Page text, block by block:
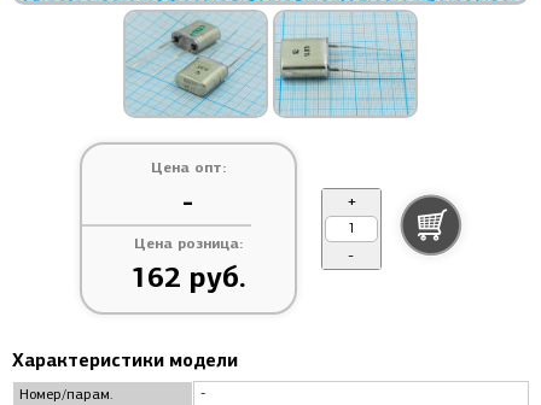
Цена опт:
-
Цена розница:
162 руб.
+
-
Характеристики модели
Номер/парам. -